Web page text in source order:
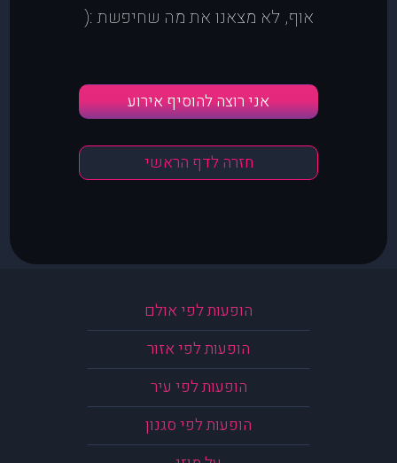
אוף, לא מצאנו את מה שחיפשת :(
אני רוצה להוסיף אירוע
חזרה לדף הראשי
הופעות לפי אולם
הופעות לפי אזור
הופעות לפי עיר
הופעות לפי סגנון